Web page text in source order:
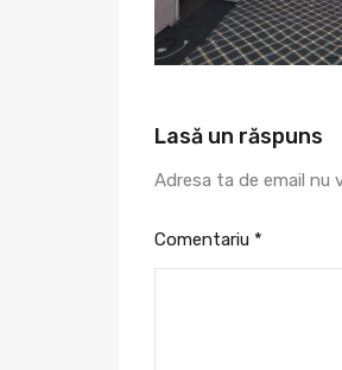
Lasă un răspuns
Adresa ta de email nu
Comentariu *